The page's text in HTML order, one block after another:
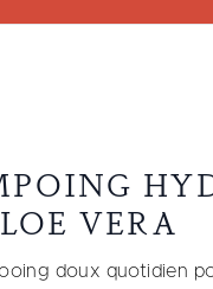
VERA
doux quotidien